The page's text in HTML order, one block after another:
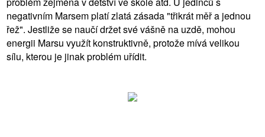
negativním Marsem platí zlatá zásada "třikrát měř a jednou
řež". Jestliže se naučí držet své vášně na uzdě, mohou
energii Marsu využít konstruktivně, protože mívá velikou
sílu, kterou je jinak problém uřídit.